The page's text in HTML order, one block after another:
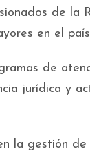
de la
en el
de
jurídica y
la gestión de